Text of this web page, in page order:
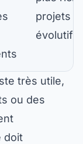
projets
évolutifs
très utile,
ou des
doit